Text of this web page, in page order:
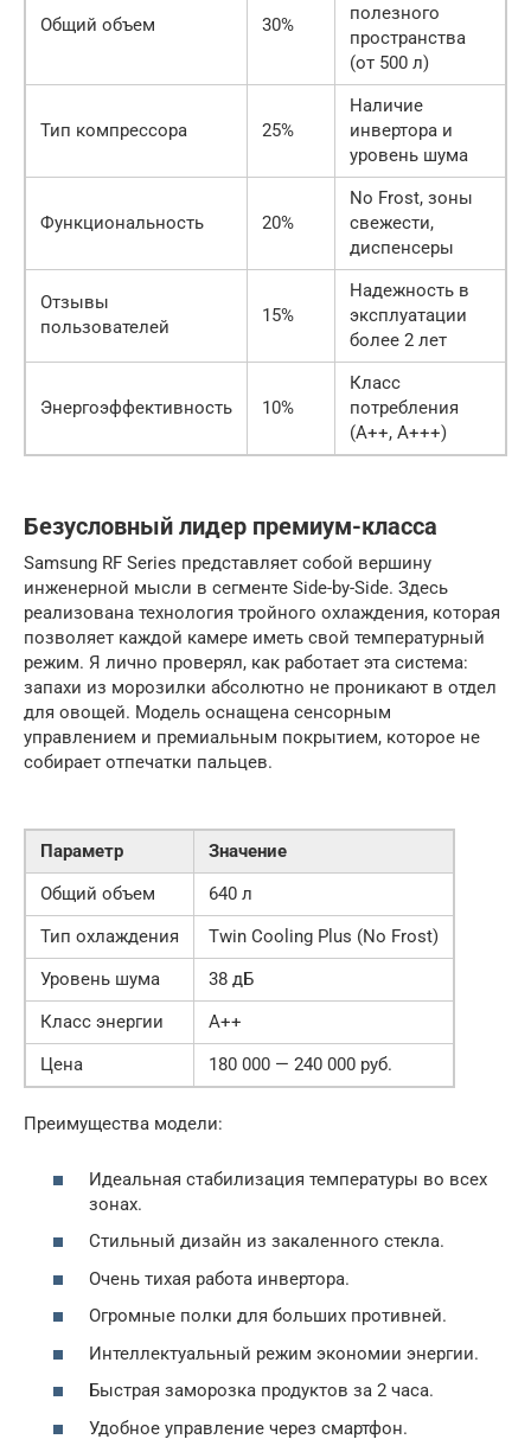
Общий объем 30%
полезного
пространства
(от 500 л)
Тип компрессора 25%
Наличие
инвертора и
уровень шума
Функциональность 20%
No Frost, зоны
свежести,
диспенсеры
Отзывы
пользователей
15%
Надежность в
эксплуатации
более 2 лет
Энергоэффективность 10%
Класс
потребления
(A++, A+++)
Безусловный лидер премиум-класса
Samsung RF Series представляет собой вершину
инженерной мысли в сегменте Side-by-Side. Здесь
реализована технология тройного охлаждения, которая
позволяет каждой камере иметь свой температурный
режим. Я лично проверял, как работает эта система:
запахи из морозилки абсолютно не проникают в отдел
для овощей. Модель оснащена сенсорным
управлением и премиальным покрытием, которое не
собирает отпечатки пальцев.
Параметр
Значение
Общий объем
640 л
Тип охлаждения
Twin Cooling Plus (No Frost)
Уровень шума
38 дБ
Класс энергии
A++
Цена
180 000 — 240 000 руб.
Преимущества модели:
Идеальная стабилизация температуры во всех
зонах.
Стильный дизайн из закаленного стекла.
Очень тихая работа инвертора.
Огромные полки для больших противней.
Интеллектуальный режим экономии энергии.
Быстрая заморозка продуктов за 2 часа.
Удобное управление через смартфон.